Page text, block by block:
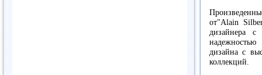
от"Alain
дизайнера с
надежностью
дизайна с
коллекций.